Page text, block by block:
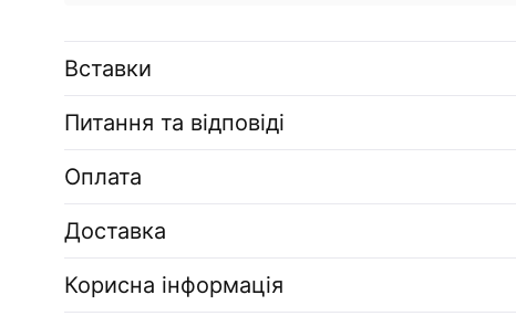
Вставки
Питання та відповіді
Оплата
Доставка
Корисна інформація